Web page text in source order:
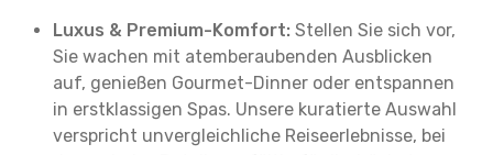
Luxus & Premium-Komfort: Stellen Sie sich vor,
Sie wachen mit atemberaubenden Ausblicken
auf, genießen Gourmet-Dinner oder entspannen
in erstklassigen Spas. Unsere kuratierte Auswahl
verspricht unvergleichliche Reiseerlebnisse, bei